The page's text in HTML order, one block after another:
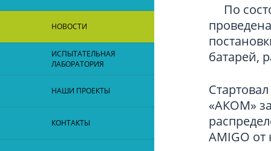
НОВОСТИ
ИСПЫТАТЕЛЬНАЯ
ЛАБОРАТОРИЯ
НАШИ ПРОЕКТЫ
КОНТАКТЫ
По
батарей,
«АКОМ»
AMIGO